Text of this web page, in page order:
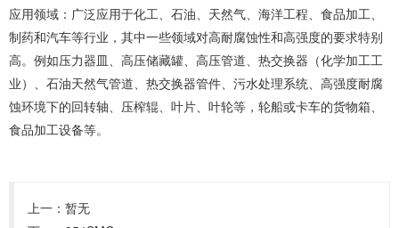
应用领域：广泛应用于化工、石油、天然气、海洋工程、食品加工、
制药和汽车等行业，其中一些领域对高耐腐蚀性和高强度的要求特别
高。例如压力器皿、高压储藏罐、高压管道、热交换器（化学加工工
业）、石油天然气管道、热交换器管件、污水处理系统、高强度耐腐
蚀环境下的回转轴、压榨辊、叶片、叶轮等，轮船或卡车的货物箱、
食品加工设备等。
上一：暂无